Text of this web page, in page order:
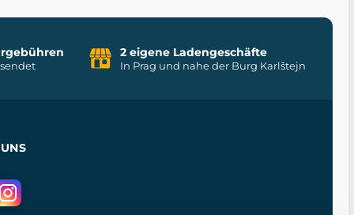
2 eigene Ladengeschäfte
In Prag und nahe der Burg Karlštejn